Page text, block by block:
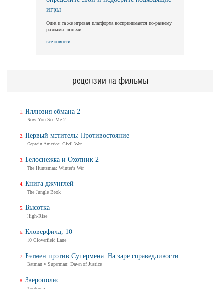
игры
Одна и та же игровая платформа воспринимается по-разному
разными людьми.
все новости...
рецензии на фильмы
Иллюзия обмана 2
Now You See Me 2
Первый мститель: Противостояние
Captain America: Civil War
Белоснежка и Охотник 2
The Huntsman: Winter's War
Книга джунглей
The Jungle Book
Высотка
High-Rise
Кловерфилд, 10
10 Cloverfield Lane
Бэтмен против Супермена: На заре справедливости
Batman v Superman: Dawn of Justice
Зверополис